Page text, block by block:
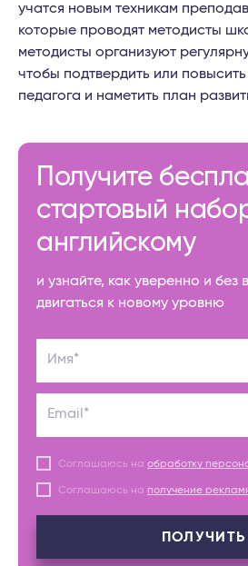
учатся новым техникам
которые проводят методисты
методисты организуют
чтобы подтвердить или
педагога и наметить план
Получите
стартовый
английскому
и узнайте, как уверенно и без
двигаться к новому уровню
Имя*
Email*
Соглашаюсь на обработку
Соглашаюсь на получение
ПОЛУЧИТЬ